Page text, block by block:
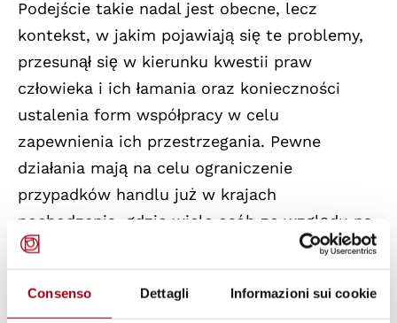
Consenso Dettagli Informazioni sui cookie
Podejście takie nadal jest obecne, lecz
kontekst, w jakim pojawiają się te problemy,
przesunął się w kierunku kwestii praw
człowieka i ich łamania oraz konieczności
ustalenia form współpracy w celu
zapewnienia ich przestrzegania. Pewne
działania mają na celu ograniczenie
przypadków handlu już w krajach
pochodzenia, gdzie wiele osób ze względu na
ubóstwo, perspektywę dobrego zarobku czy
większej wolności decyduje się na wyjazd i
pada oﬁarą porwań, szantażu i pozbawionych